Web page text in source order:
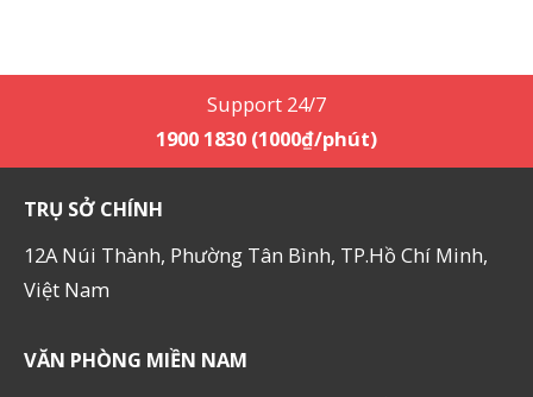
Support 24/7
1900 1830 (1000₫/phút)
TRỤ SỞ CHÍNH
12A Núi Thành, Phường Tân Bình, TP.Hồ Chí Minh,
Việt Nam
VĂN PHÒNG MIỀN NAM